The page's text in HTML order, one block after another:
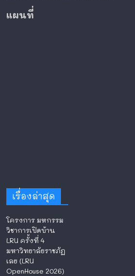
แผนที่
เรื่องล่าสุด
โครงการ มหกรรม
วิชาการเปิดบ้าน
LRU ครั้งที่ 4
มหาวิทยาลัยราชภัฏ
เลย (LRU
OpenHouse 2026)